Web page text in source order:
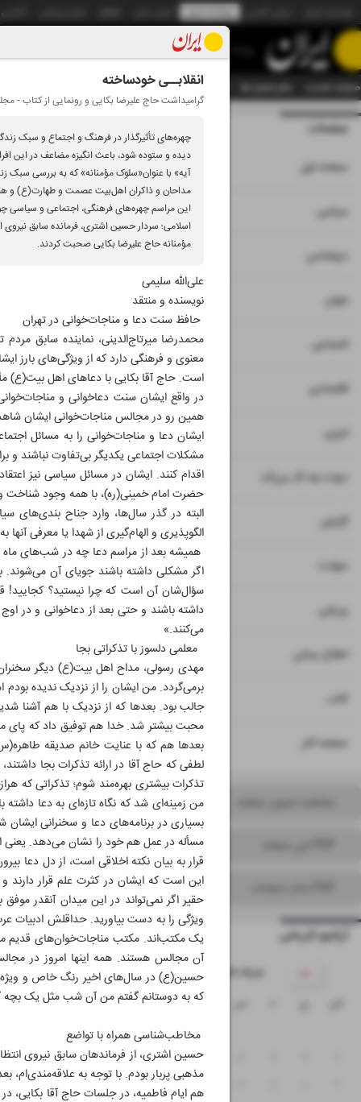
صفحه نخست تمام ویژه نامه ها آرشیو سازمان آگهی‌هاانقلابــی خودساخته
گرامیداشت حاج علیرضا بکایی و رونمایی از کتاب -
چهره‌های تأثیرگذار در فرهنگ و اجتماع و سبک
دیده و ستوده شود، باعث انگیزه مضاعف در این
آیه» با عنوان«سلوک مؤمنانه» که به بررسی سبک
مداحان و ذاکران اهل‌بیت عصمت و طهارت(ع) و
این مراسم چهره‌های فرهنگی، اجتماعی و سیاسی
اسلامی؛ سردار حسین اشتری، فرمانده سابق
مؤمنانه حاج علیرضا بکایی صحبت کردند.
علی‌الله سلیمی
نویسنده و منتقد
حافظ سنت دعا‌ و مناجات‌خوانی در تهران
محمدرضا میرتاج‌الدینی، نماینده سابق
معنوی و فرهنگی دارد که از ویژگی‌های بارز
است. حاج آقا بکایی با دعاهای اهل
در واقع ایشان سنت دعا‌خوانی و
همین رو در مجالس مناجات‌خوانی ایشان
ایشان دعا و مناجات‌خوانی را به مسائل
مشکلات اجتماعی یکدیگر بی‌تفاوت نباشند
اقدام کنند. ایشان در مسائل سیاسی نیز
حضرت امام خمینی(ره)، با همه وجود شناخت
البته در گذر سال‌ها، وارد جناح بندی‌های
الگوپذیری و الهام‌گیری از شهدا یا معرفی
همیشه بعد از مراسم دعا چه در شب‌های ماه
اگر مشکلی داشته باشند جویای آن
سؤال‌شان آن است که چرا نیستید؟ کجایید!
داشته باشند و حتی بعد از دعاخوانی و در
می‌کنند.»
معلمی دلسوز با تذکراتی بجا
مهدی رسولی، مداح اهل بیت(ع) دیگر سخنران
برمی‌گردد. من ایشان را از نزدیک ندیده
جالب بود. بعدها که از نزدیک با هم آشنا
محبت بیشتر شد. خدا هم توفیق داد که پای
بعدها هم که با عنایت خانم صدیقه
لطفی که حاج آقا در ارائه تذکرات بجا
تذکرات بیشتری بهره‌مند شوم؛ تذکراتی که
من زمینه‌ای شد که نگاه تازه‌ای به دعا
بسیاری در برنامه‌های دعا و سخنرانی
مسأله در عمل هم خود را نشان می‌دهد. یعنی
قرار به بیان نکته اخلاقی است، از دل دعا
این است که ایشان در کثرت علم قرار
حقیر اگر نمی‌تواند در این میدان آنقدر
ویژگی را به دست بیاورید. حداقلش ادبیات
یک مکتب‌اند. مکتب مناجات‌خوان‌های قدیم
آن مجالس هستند. همه اینها امروز در
حسین(ع) در سال‌های اخیر رنگ خاص و
که به دوستانم گفتم من آن شب مثل یک بچه
مخاطب‌شناسی همراه با تواضع
مذهبی پربار بودم. با توجه به
صفحات
صفحه اول ۱
سیاسی ۲ ۳
دیپلماسی ۴
جهان ۵
اجتماعی ۶
اقتصادی ۷
انرژی ۸
دولت چه کار می‌کند ۹
گزارش ۱۰
حوادث ۱۱
ورزشی ۱۲ ۱۳
اطلاع رسانی ۱۴
کتاب ۱۵
صفحه آخر ۱۶
آرشیو تاریخی
۱۴۰۵ خرداد
پ ج
۱
۷
۸
۱۴
۱۵
شماره نه هزار و